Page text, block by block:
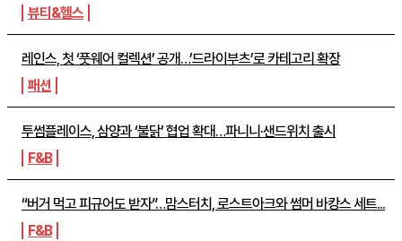
뷰티&헬스
레인스, 첫 ‘풋웨어 컬렉션’ 공개…’드라이부츠’로 카테고리 확장
패션
투썸플레이스, 삼양과 ‘불닭’ 협업 확대…파니니·샌드위치 출시
F&B
“버거 먹고 피규어도 받자”…맘스터치, 로스트아크와 썸머 바캉스 세트...
F&B